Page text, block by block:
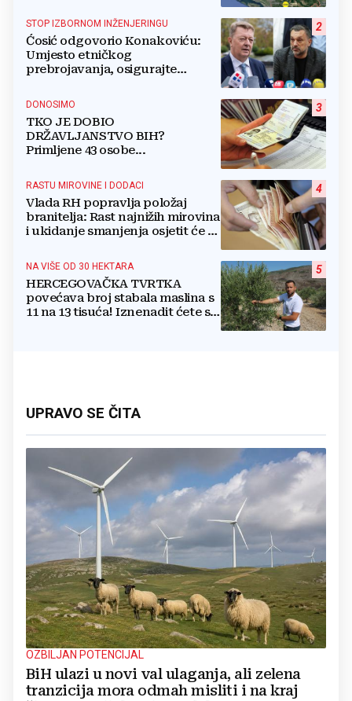
2
STOP IZBORNOM INŽENJERINGU
Ćosić odgovorio Konakoviću:
Umjesto etničkog
prebrojavanja, osigurajte
3
DONOSIMO
TKO JE DOBIO
DRŽAVLJANSTVO BIH?
Primljene 43 osobe...
4
RASTU MIROVINE I DODACI
Vlada RH popravlja položaj
branitelja: Rast najnižih mirovina
i ukidanje smanjenja osjetit će se
5
NA VIŠE OD 30 HEKTARA
HERCEGOVAČKA TVRTKA
povećava broj stabala maslina s
11 na 13 tisuća! Iznenadit ćete se
UPRAVO SE ČITA
OZBILJAN POTENCIJAL
BiH ulazi u novi val ulaganja, ali zelena
tranzicija mora odmah misliti i na kraj